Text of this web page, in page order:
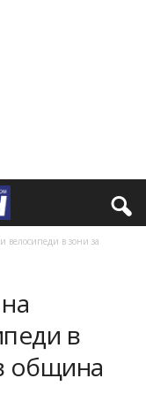
велосипеди в зони за
в
община